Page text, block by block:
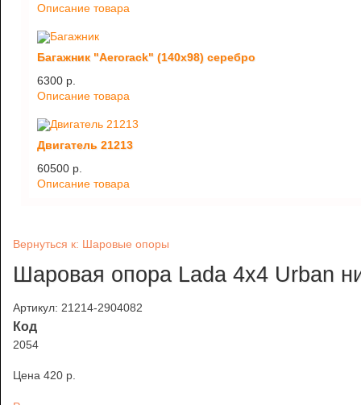
Описание товара
Багажник "Aerorack" (140х98) серебро
6300 p.
Описание товара
Двигатель 21213
60500 p.
Описание товара
Вернуться к: Шаровые опоры
Шаровая опора Lada 4х4 Urban
Артикул: 21214-2904082
Код
2054
Цена 420 p.